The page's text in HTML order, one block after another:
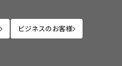
ビジネスのお客様